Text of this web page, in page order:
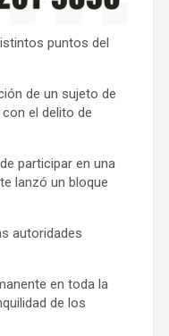
puntos del
de un sujeto de
el delito de
participar en una
lanzó un bloque
autoridades
en toda la
de los